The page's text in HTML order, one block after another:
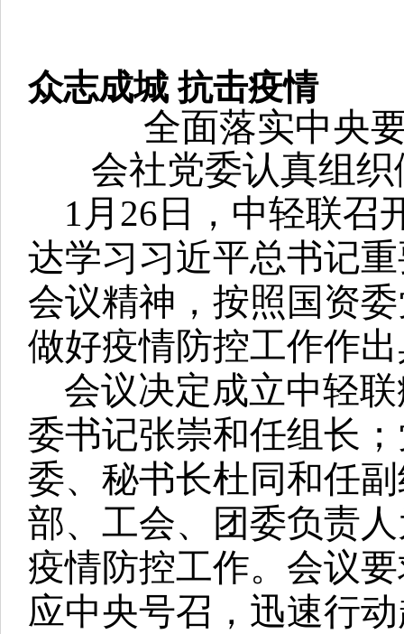
众志成城 抗击疫情
全面落实中央
会社党委认真组
1 月26日，中轻联召
达学习习近平总书记
会议精神，按照国资
做好疫情防控工作作
会议决定成立中轻
委书记张崇和任组长
委、秘书长杜同和任
部、工会、团委负责
疫情防控工作。会议
应中央号召，迅速行